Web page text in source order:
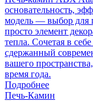
основательность,
модель — выбор для
просто элемент
тепла. Сочетая в
сдержанный
вашего
время года.
Подробнее
Печь-Камин